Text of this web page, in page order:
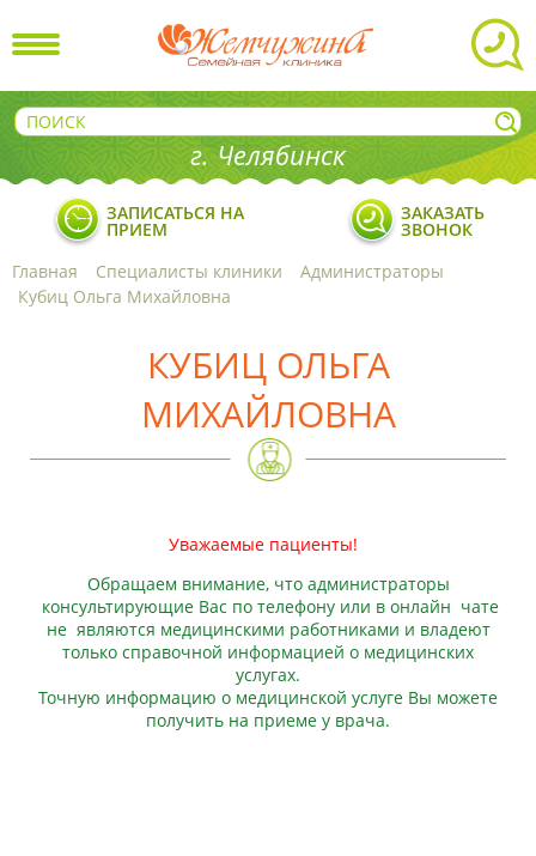
г. Челябинск
ЗАПИСАТЬСЯ НА
ПРИЕМ
ЗАКАЗАТЬ
ЗВОНОК
Главная
Специалисты клиники
Администраторы
Кубиц Ольга Михайловна
КУБИЦ ОЛЬГА
МИХАЙЛОВНА
Уважаемые пациенты!
Обращаем внимание, что администраторы
консультирующие Вас по телефону или в онлайн чате
не являются медицинскими работниками и владеют
только справочной информацией о медицинских
услугах.
Точную информацию о медицинской услуге Вы можете
получить на приеме у врача.